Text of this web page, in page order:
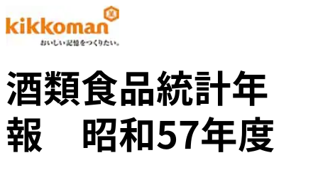
酒類食品統計年
報 昭和57年度